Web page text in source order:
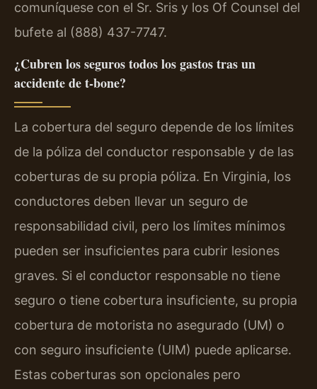
comuníquese con el Sr. Sris y los Of Counsel del
bufete al (888) 437-7747.
¿Cubren los seguros todos los gastos tras un
accidente de t-bone?
La cobertura del seguro depende de los límites
de la póliza del conductor responsable y de las
coberturas de su propia póliza. En Virginia, los
conductores deben llevar un seguro de
responsabilidad civil, pero los límites mínimos
pueden ser insuficientes para cubrir lesiones
graves. Si el conductor responsable no tiene
seguro o tiene cobertura insuficiente, su propia
cobertura de motorista no asegurado (UM) o
con seguro insuficiente (UIM) puede aplicarse.
Estas coberturas son opcionales pero